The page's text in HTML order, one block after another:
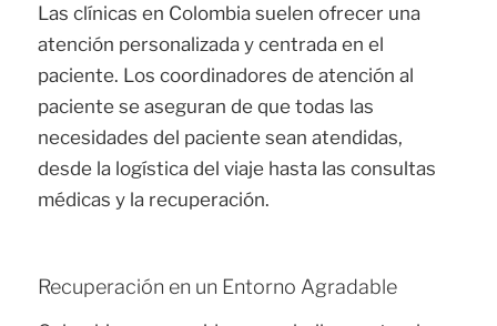
Las clínicas en Colombia suelen ofrecer una
atención personalizada y centrada en el
paciente. Los coordinadores de atención al
paciente se aseguran de que todas las
necesidades del paciente sean atendidas,
desde la logística del viaje hasta las consultas
médicas y la recuperación.
Recuperación en un Entorno Agradable